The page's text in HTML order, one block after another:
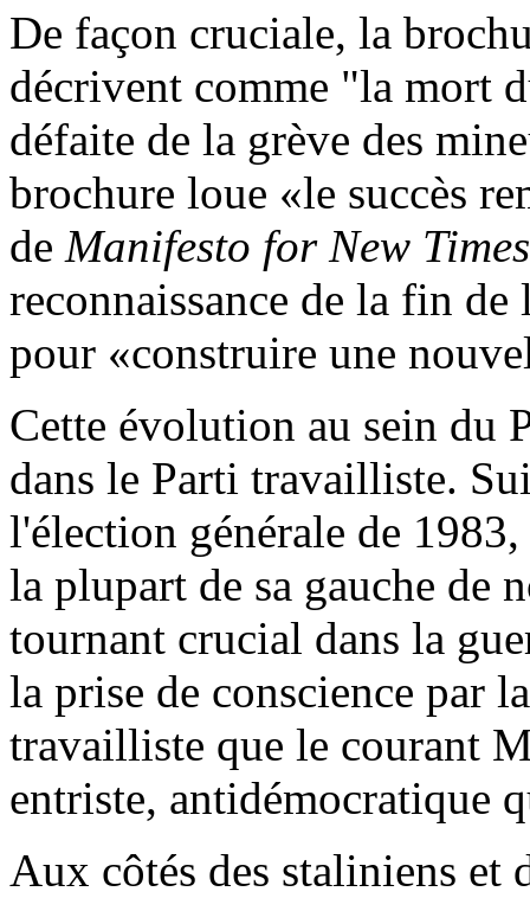
De façon cruciale, la
décrivent comme "la mort
défaite de la grève des
brochure loue «le succès
de Manifesto for New Times
reconnaissance de la fin de
pour «construire une
Cette évolution au sein du
dans le Parti travailliste.
l'élection générale de
la plupart de sa gauche de
tournant crucial dans la
la prise de conscience par
travailliste que le courant
entriste, antidémocratique
Aux côtés des staliniens et